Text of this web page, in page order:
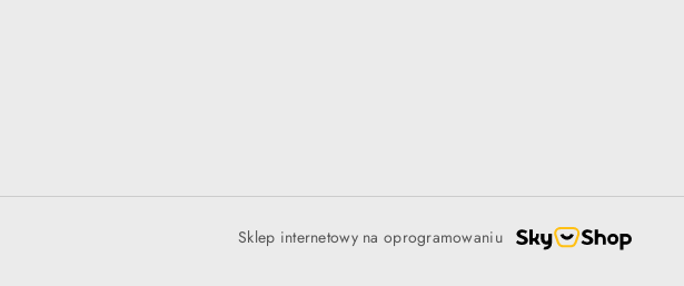
Sklep internetowy na oprogramowaniu